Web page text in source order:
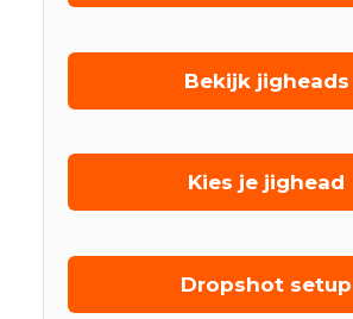
Bekijk jigheads
Kies je jighead
Dropshot setup